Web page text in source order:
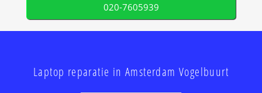
020-7605939
Laptop reparatie in Amsterdam Vogelbuurt